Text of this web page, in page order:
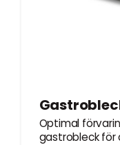
Optimal
gastrobleck för